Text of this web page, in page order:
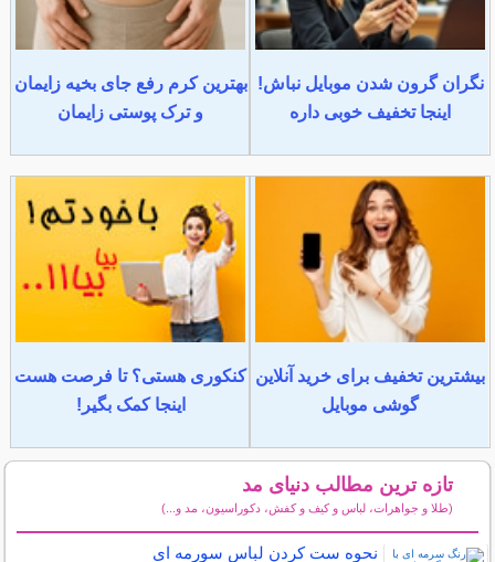
نگران گرون شدن موبایل نباش!
اینجا تخفیف خوبی داره
بهترین کرم رفع جای بخیه زایمان
و ترک پوستی زایمان
بیشترین تخفیف برای خرید آنلاین
گوشی موبایل
کنکوری هستی؟ تا فرصت هست
اینجا کمک بگیر!
تازه ترین مطالب دنیای مد
(طلا و جواهرات، لباس و کیف و کفش، دکوراسیون، مد و...)
نحوه ست کردن لباس سورمه ای